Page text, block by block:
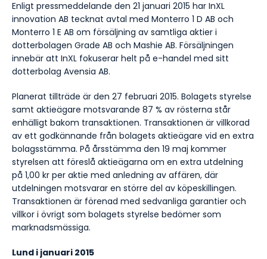
Enligt pressmeddelande den 21 januari 2015 har InXL
innovation AB tecknat avtal med Monterro 1 D AB och
Monterro 1 E AB om försäljning av samtliga aktier i
dotterbolagen Grade AB och Mashie AB. Försäljningen
innebär att InXL fokuserar helt på e-handel med sitt
dotterbolag Avensia AB.
Planerat tillträde är den 27 februari 2015. Bolagets styrelse
samt aktieägare motsvarande 87 % av rösterna står
enhälligt bakom transaktionen. Transaktionen är villkorad
av ett godkännande från bolagets aktieägare vid en extra
bolagsstämma. På årsstämma den 19 maj kommer
styrelsen att föreslå aktieägarna om en extra utdelning
på 1,00 kr per aktie med anledning av affären, där
utdelningen motsvarar en större del av köpeskillingen.
Transaktionen är förenad med sedvanliga garantier och
villkor i övrigt som bolagets styrelse bedömer som
marknadsmässiga.
Lund i januari 2015